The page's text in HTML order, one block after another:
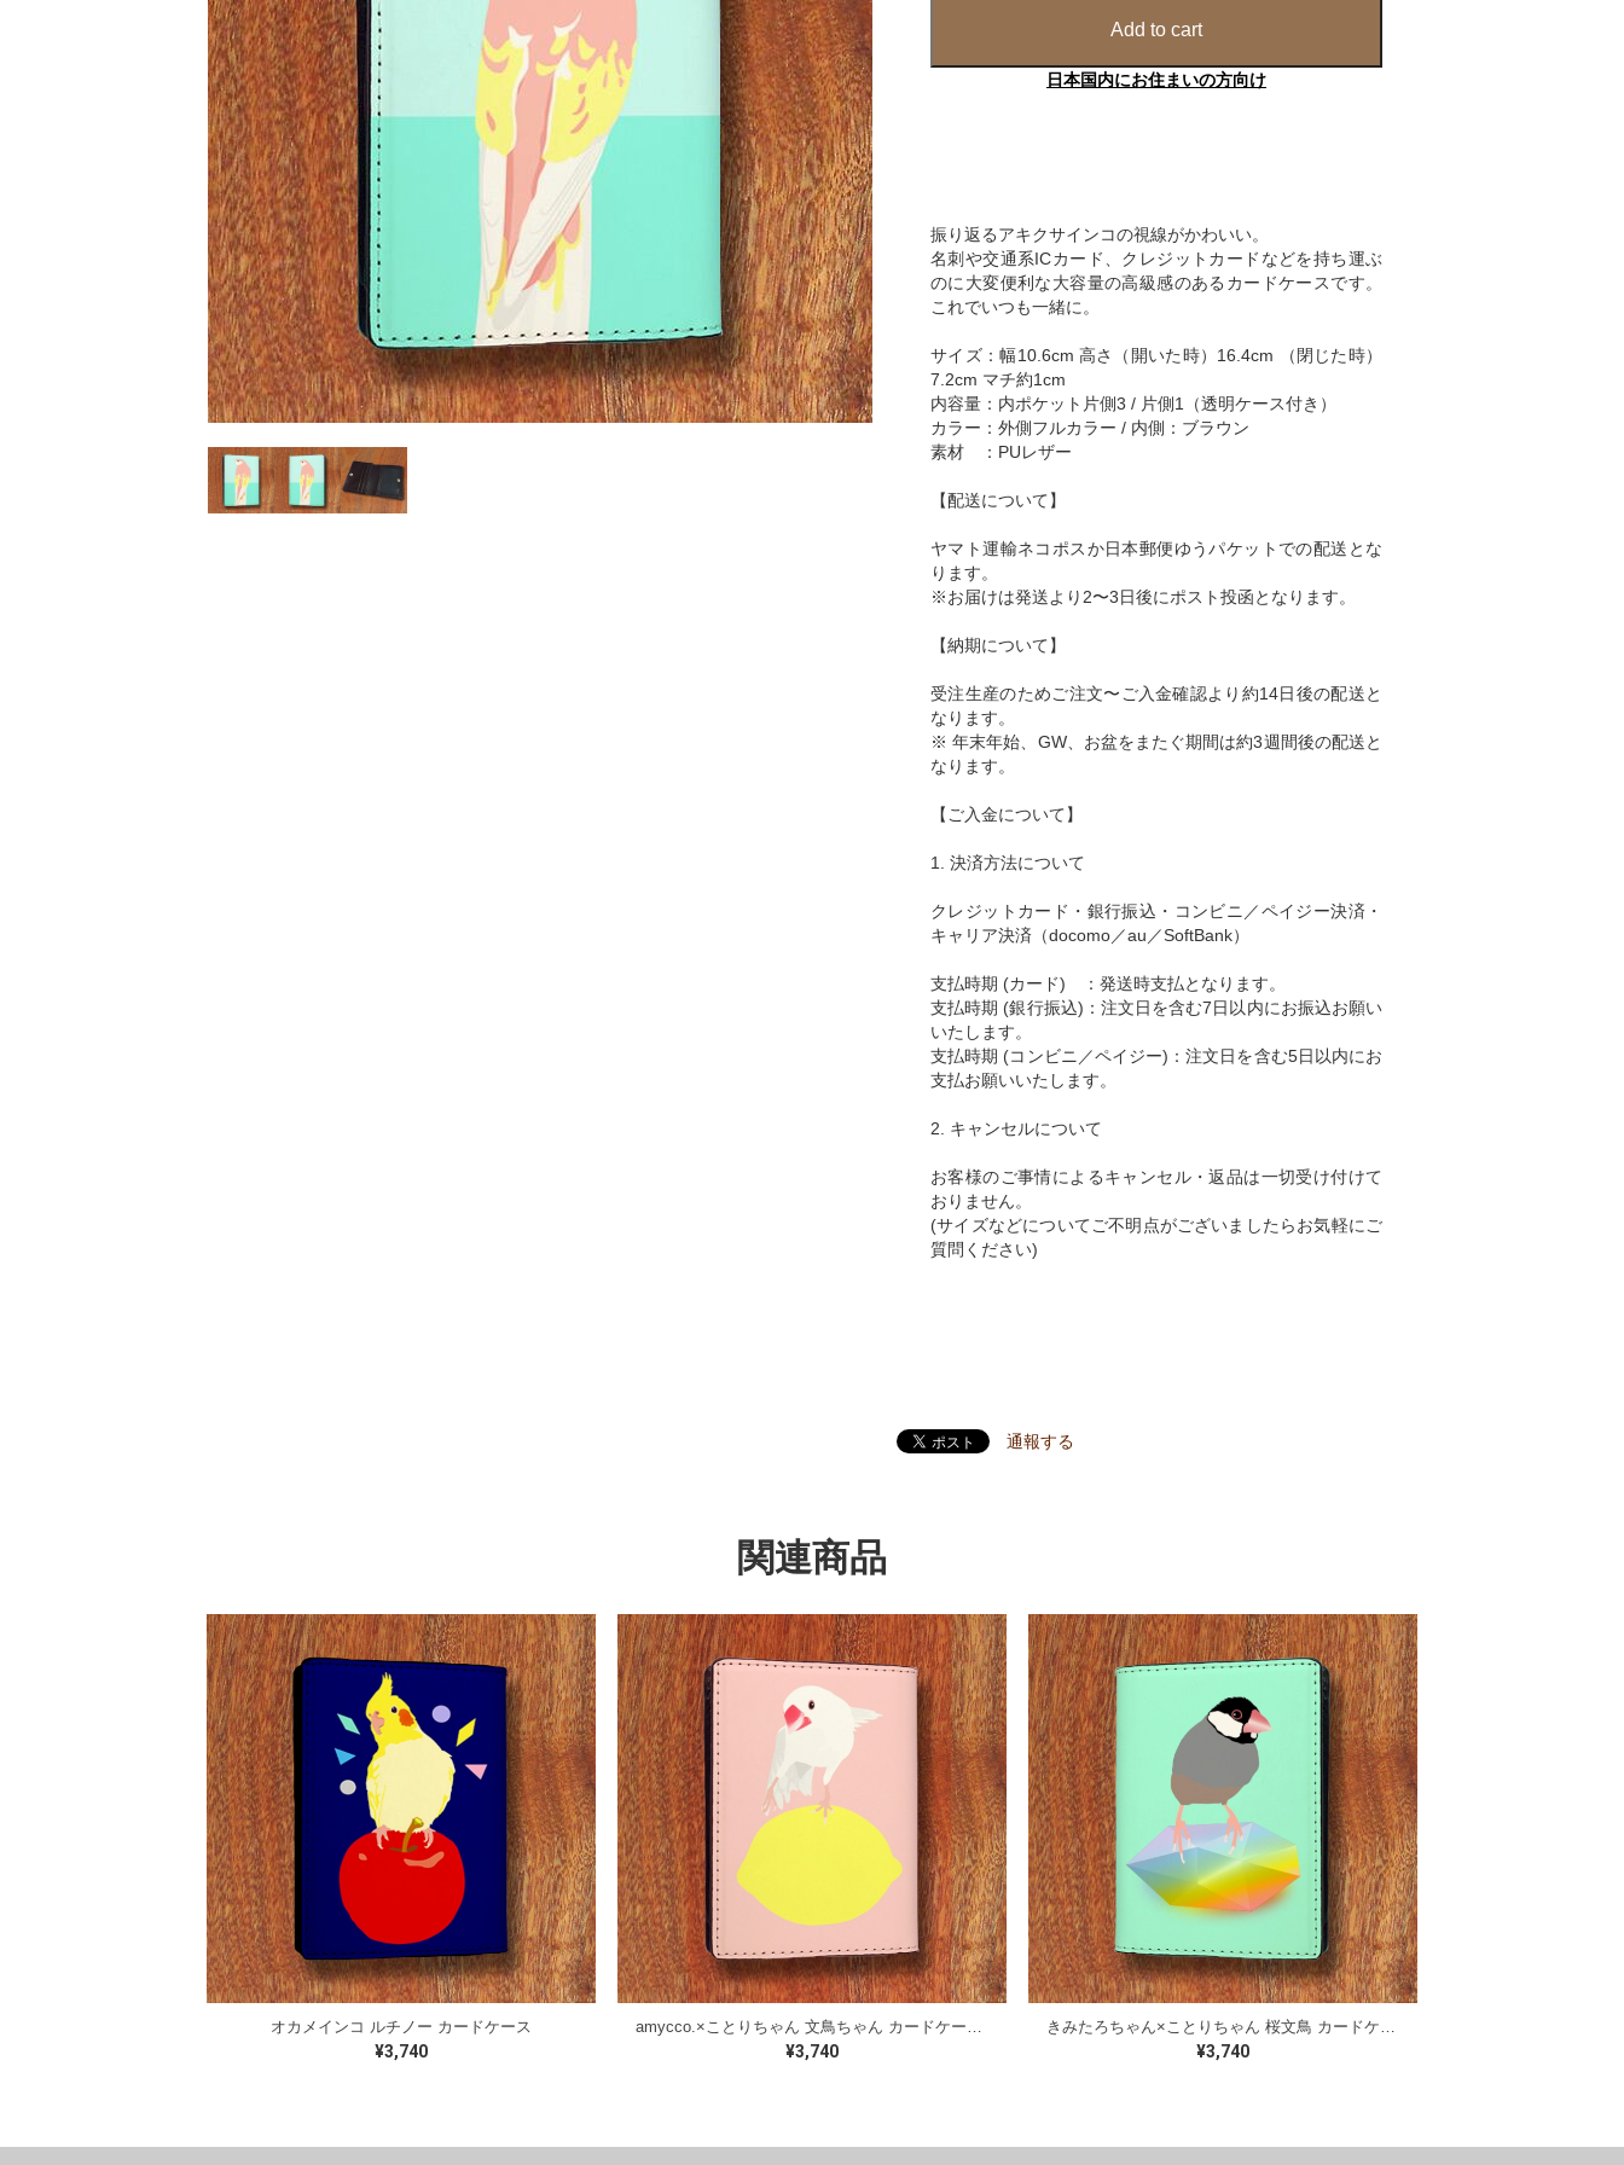
Add to cart
日本国内にお住まいの方向け
振り返るアキクサインコの視線がかわいい。
名刺や交通系ICカード、クレジットカードなどを持ち運ぶ
のに大変便利な大容量の高級感のあるカードケースです。
これでいつも一緒に。
サイズ：幅10.6cm 高さ（開いた時）16.4cm （閉じた時）
7.2cm マチ約1cm
内容量：内ポケット片側3 / 片側1（透明ケース付き）
カラー：外側フルカラー / 内側：ブラウン
素材 ：PUレザー
【配送について】
ヤマト運輸ネコポスか日本郵便ゆうパケットでの配送とな
ります。
※お届けは発送より2〜3日後にポスト投函となります。
【納期について】
受注生産のためご注文〜ご入金確認より約14日後の配送と
なります。
※ 年末年始、GW、お盆をまたぐ期間は約3週間後の配送と
なります。
【ご入金について】
1. 決済方法について
クレジットカード・銀行振込・コンビニ／ペイジー決済・
キャリア決済（docomo／au／SoftBank）
支払時期 (カード) ：発送時支払となります。
支払時期 (銀行振込)：注文日を含む7日以内にお振込お願い
いたします。
支払時期 (コンビニ／ペイジー)：注文日を含む5日以内にお
支払お願いいたします。
2. キャンセルについて
お客様のご事情によるキャンセル・返品は一切受け付けて
おりません。
(サイズなどについてご不明点がございましたらお気軽にご
質問ください)
通報する
関連商品
オカメインコ ルチノー カードケース
¥3,740 ¥3,740 ¥3,740